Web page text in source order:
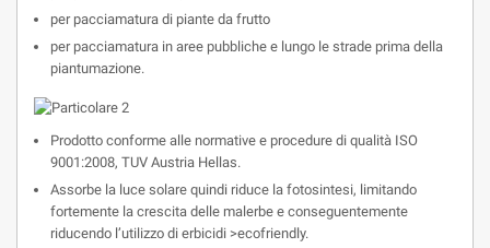
per pacciamatura di piante da frutto
per pacciamatura in aree pubbliche e lungo le strade prima della
piantumazione.
Prodotto conforme alle normative e procedure di qualità ISO
9001:2008, TUV Austria Hellas.
Assorbe la luce solare quindi riduce la fotosintesi, limitando
fortemente la crescita delle malerbe e conseguentemente
riducendo l’utilizzo di erbicidi >ecofriendly.